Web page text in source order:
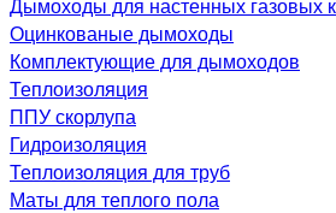
Оцинкованые дымоходы
Комплектующие для дымоходов
Теплоизоляция
ППУ скорлупа
Гидроизоляция
Теплоизоляция для труб
Маты для теплого пола